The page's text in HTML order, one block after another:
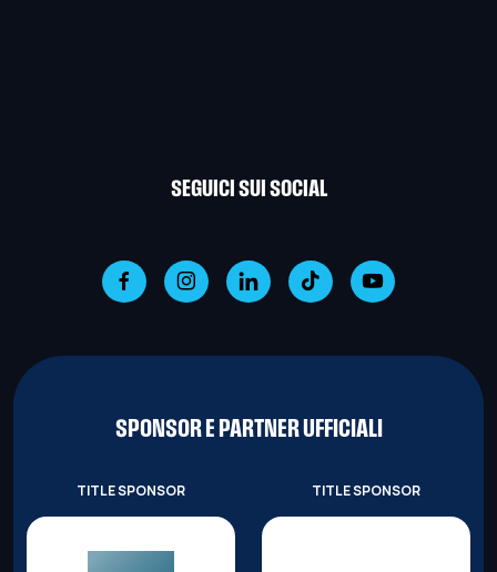
SEGUICI SUI SOCIAL
SPONSOR E PARTNER UFFICIALI
TITLE SPONSOR TITLE SPONSOR